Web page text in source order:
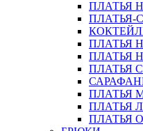
ПЛАТЬЯ
ПЛАТЬЯ-
ПЛАТЬЯ
ПЛАТЬЯ
ПЛАТЬЯ
ПЛАТЬЯ
ПЛАТЬЯ
ПЛАТЬЯ